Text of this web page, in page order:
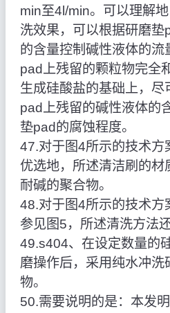
min至4l/min。可以理解
洗效果，可以根据研磨
的含量控制碱性液体的流
pad上残留的颗粒物完全
生成硅酸盐的基础上，尽
pad上残留的碱性液体的
垫pad的腐蚀程度。
47.对于图4所示的技术方
优选地，所述清洁刷的材
耐碱的聚合物。
48.对于图4所示的技术方
参见图5，所述清洗方法还
49.s404、在设定数量的
磨操作后，采用纯水冲洗
物。
50.需要说明的是：本发